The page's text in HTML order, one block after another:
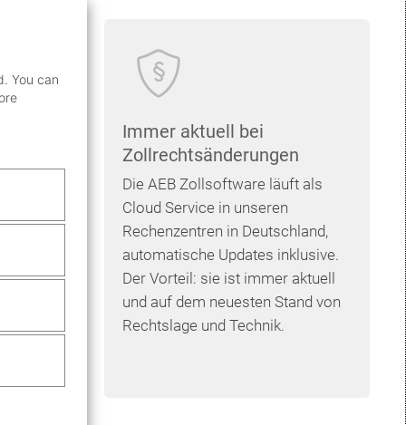
um
Immer aktuell bei
Zollrechtsänderungen
Die AEB Zollsoftware läuft als
Cloud Service in unseren
Rechenzentren in Deutschland,
automatische Updates inklusive.
Der Vorteil: sie ist immer aktuell
und auf dem neuesten Stand von
Rechtslage und Technik.
You can